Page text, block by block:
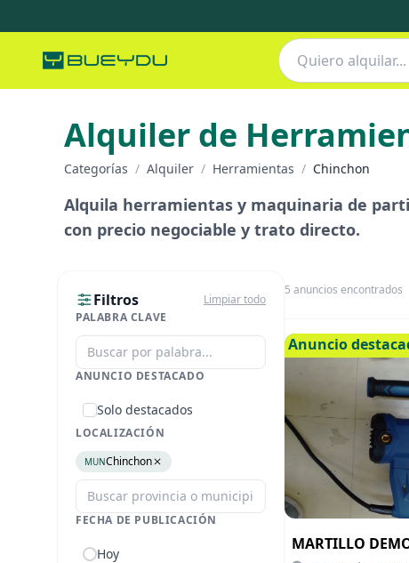
Alquiler de
Categorías / Alquiler / Herramientas / Chinchon
Alquila herramientas y maquinaria de
con precio negociable y trato directo.
Filtros
Limpiar todo
PALABRA CLAVE
ANUNCIO DESTACADO
Solo destacados
LOCALIZACIÓN
MUNChinchon
FECHA DE PUBLICACIÓN
Hoy
5 anuncios encontrados
Anuncio
MARTILLO